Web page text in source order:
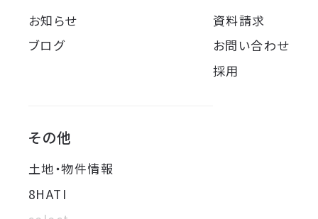
お知らせ
ブログ
資料請求
お問い合わせ
採用
その他
土地・物件情報
8HATI